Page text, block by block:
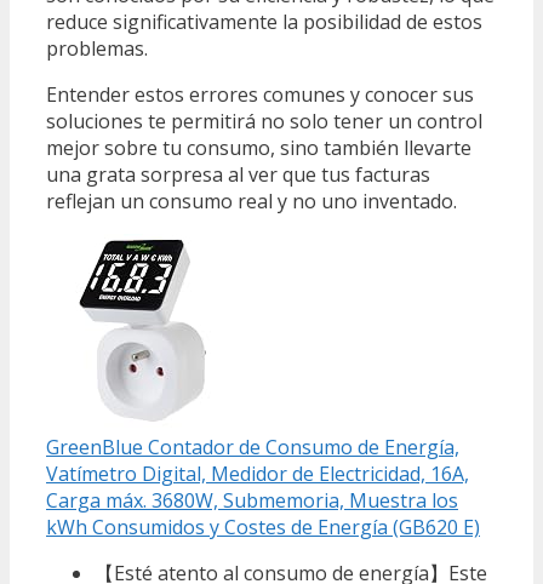
reduce significativamente la posibilidad de estos
problemas.
Entender estos errores comunes y conocer sus
soluciones te permitirá no solo tener un control
mejor sobre tu consumo, sino también llevarte
una grata sorpresa al ver que tus facturas
reflejan un consumo real y no uno inventado.
GreenBlue Contador de Consumo de Energía,
Vatímetro Digital, Medidor de Electricidad, 16A,
Carga máx. 3680W, Submemoria, Muestra los
kWh Consumidos y Costes de Energía (GB620 E)
【Esté atento al consumo de energía】Este